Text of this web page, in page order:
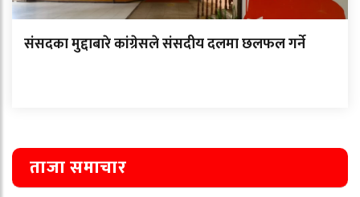
संसदका मुद्दाबारे कांग्रेसले संसदीय दलमा छलफल गर्ने
ताजा समाचार